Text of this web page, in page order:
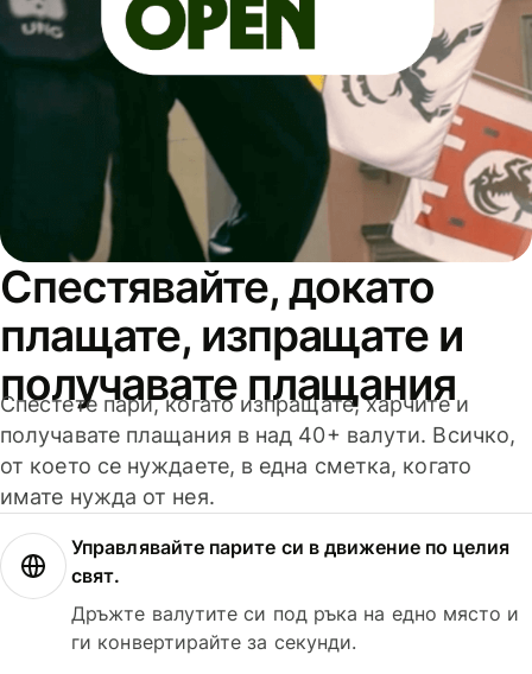
Спестявайте, докато
плащате, изпращате и
получавате плащания
Спестете пари, когато изпращате, харчите и
получавате плащания в над 40+ валути. Всичко,
от което се нуждаете, в една сметка, когато
имате нужда от нея.
Управлявайте парите си в движение по целия
свят.
Дръжте валутите си под ръка на едно място и
ги конвертирайте за секунди.